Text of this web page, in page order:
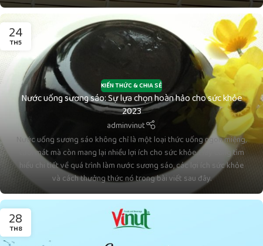
24
TH5
KIẾN THỨC & CHIA SẺ
Nước uống sương sáo: Sự lựa chọn hoàn hảo cho sức khỏe
2023
adminvinut
Nước uống sương sáo không chỉ là một loại thức uống ngon miệng,
tươi mát mà còn mang lại nhiều lợi ích cho sức khỏe. Hãy cùng tìm
hiểu chi tiết về quá trình làm nước sương sáo, các lợi ích sức khỏe
và cách thưởng thức nó trong bài viết sau đây.
28
TH8